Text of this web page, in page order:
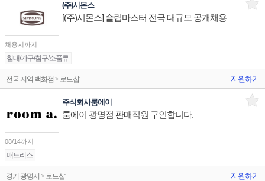
(주)시몬스
[(주)시몬스] 슬립마스터 전국 대규모 공개채용
채용시까지
침대/가구/침구/소품류
전국 지역 백화점 > 로드샵 지원하기
주식회사룸에이
룸에이 광명점 판매직원 구인합니다.
08/14까지
매트리스
경기 광명시 > 로드샵 지원하기